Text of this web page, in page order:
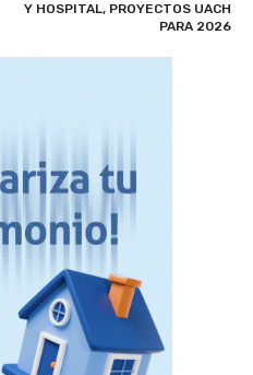
Y HOSPITAL, PROYECTOS UACH
PARA 2026